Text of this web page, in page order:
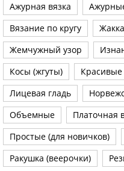
Ажурная вязка
Вязание по кругу
Жемчужный узор
Косы (жгуты)
Красивые
Лицевая гладь
Объемные
Платочная
Простые (для новичков)
Ракушка (веерочки)